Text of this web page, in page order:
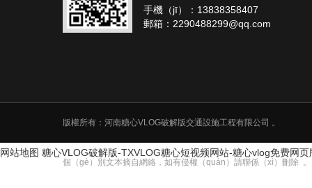
手機（jī）：13838358407
郵箱：2290488299@qq.com
版權所有：河南糖心VLOG破解版交通設施工程有限公司 。
個（gè）別文本摘自網絡，如有侵權（quán）請聯係（xì
网站地图 糖心VLOG破解版-TXVLOG糖心短视频网站-糖心vlog免费网